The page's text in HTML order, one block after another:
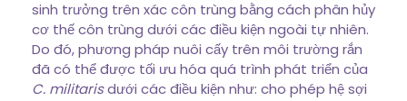
sinh trưởng trên xác côn trùng bằng cách phân hủy
cơ thế côn trùng dưới các điều kiện ngoài tự nhiên.
Do đó, phương pháp nuôi cấy trên môi trường rắn
đã có thể được tối ưu hóa quá trình phát triển của
C. militarisdưới các điều kiện như: cho phép hệ sợi